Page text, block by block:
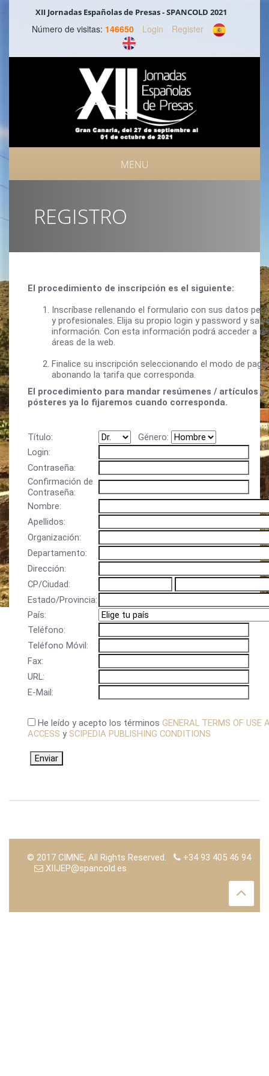
XII Jornadas Españolas de Presas - SPANCOLD 2021
Número de visitas: 146650 Login Register
MENU
REGISTRO
El procedimiento de inscripción es el siguiente:
Inscríbase rellenando el formulario con sus datos
y profesionales. Elija su propio login y password y
información. Con esta información podrá acceder a
áreas de la web.
Finalice su inscripción seleccionando el modo de pago
abonando la tarifa que corresponda.
El procedimiento para mandar resúmenes / artículos y
pósteres ya lo fijaremos cuando corresponda.
Título:
Género:
Login:
Contraseña:
Confirmación de
Contraseña:
Nombre:
Apellidos:
Organización:
Departamento:
Dirección:
CP/Ciudad:
Estado/Provincia:
País:
Teléfono:
Teléfono Móvil:
Fax:
URL:
E-Mail:
He leído y acepto los términos GENERAL TERMS OF USE
ACCESS y SCIPEDIA PUBLISHING CONDITIONS
© 2017 CIMNE, All Rights Reserved.
+34 93 405 46 94
XIIJEP@spancold.es